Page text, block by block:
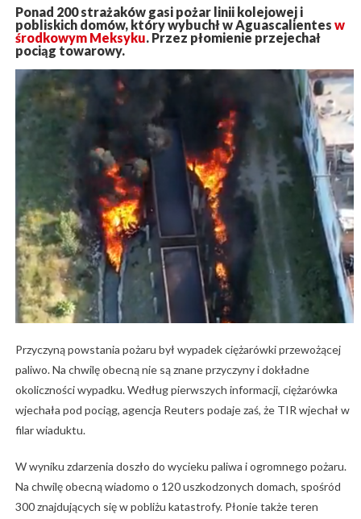
Ponad 200 strażaków gasi pożar linii kolejowej i
pobliskich domów, który wybuchł w Aguascalientes w
środkowym Meksyku. Przez płomienie przejechał
pociąg towarowy.
Przyczyną powstania pożaru był wypadek ciężarówki przewożącej
paliwo. Na chwilę obecną nie są znane przyczyny i dokładne
okoliczności wypadku. Według pierwszych informacji, ciężarówka
wjechała pod pociąg, agencja Reuters podaje zaś, że TIR wjechał w
filar wiaduktu.
W wyniku zdarzenia doszło do wycieku paliwa i ogromnego pożaru.
Na chwilę obecną wiadomo o 120 uszkodzonych domach, spośród
300 znajdujących się w pobliżu katastrofy. Płonie także teren